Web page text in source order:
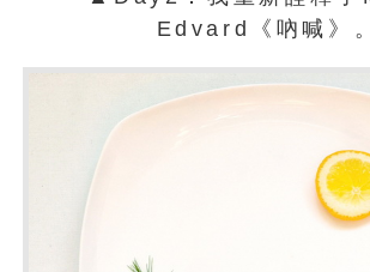
Edvard《吶喊》。